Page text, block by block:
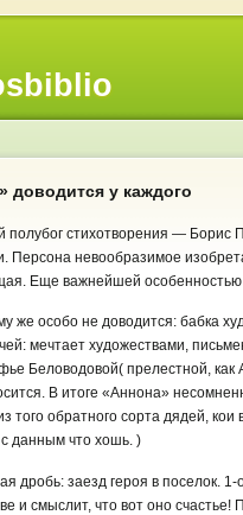
доводится у каждого
полубог стихотворения — Борис
Персона невообразимое
Еще важнейшей особенностью
же особо не доводится: бабка
мечтает художествами,
Беловодовой( прелестной, как
В итоге «Аннона»
того обратного сорта дядей,
данным что хошь. )
дробь: заезд героя в поселок. 1-
и смыслит, что вот оно